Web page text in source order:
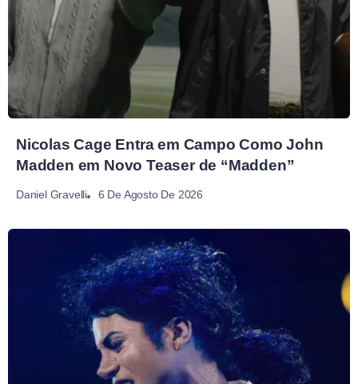
Nicolas Cage Entra em Campo Como John
Madden em Novo Teaser de “Madden”
Daniel Gravelli 6 De Agosto De 2026